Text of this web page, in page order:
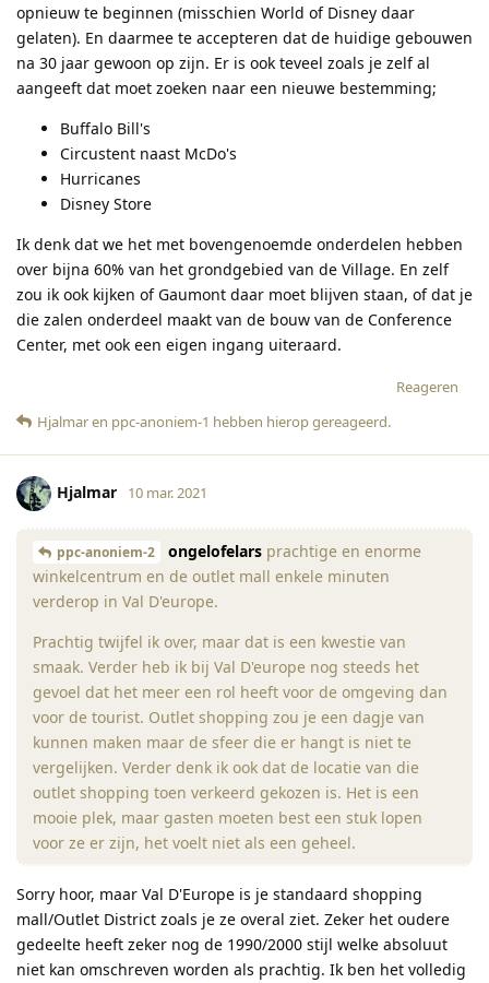
opnieuw te beginnen (misschien World of Disney daar
gelaten). En daarmee te accepteren dat de huidige gebouwen
na 30 jaar gewoon op zijn. Er is ook teveel zoals je zelf al
aangeeft dat moet zoeken naar een nieuwe bestemming;
Buffalo Bill's
Circustent naast McDo's
Hurricanes
Disney Store
Ik denk dat we het met bovengenoemde onderdelen hebben
over bijna 60% van het grondgebied van de Village. En zelf
zou ik ook kijken of Gaumont daar moet blijven staan, of dat je
die zalen onderdeel maakt van de bouw van de Conference
Center, met ook een eigen ingang uiteraard.
Reageren
Hjalmaren ppc-anoniem-1 hebben hierop gereageerd.
Hjalmar 10 mar. 2021
ppc-anoniem-2 ongelofelars prachtige en enorme
winkelcentrum en de outlet mall enkele minuten
verderop in Val D'europe.
Prachtig twijfel ik over, maar dat is een kwestie van
smaak. Verder heb ik bij Val D'europe nog steeds het
gevoel dat het meer een rol heeft voor de omgeving dan
voor de tourist. Outlet shopping zou je een dagje van
kunnen maken maar de sfeer die er hangt is niet te
vergelijken. Verder denk ik ook dat de locatie van die
outlet shopping toen verkeerd gekozen is. Het is een
mooie plek, maar gasten moeten best een stuk lopen
voor ze er zijn, het voelt niet als een geheel.
Sorry hoor, maar Val D'Europe is je standaard shopping
mall/Outlet District zoals je ze overal ziet. Zeker het oudere
gedeelte heeft zeker nog de 1990/2000 stijl welke absoluut
niet kan omschreven worden als prachtig. Ik ben het volledig